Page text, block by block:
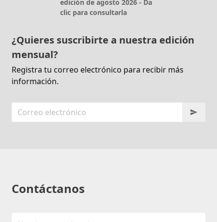
edición de agosto 2026 - Da
clic para consultarla
¿Quieres suscribirte a nuestra edición
mensual?
Registra tu correo electrónico para recibir más
información.
Contáctanos